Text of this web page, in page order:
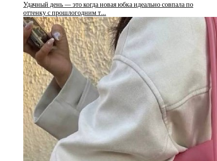
Удачный день — это когда новая юбка идеально совпала по
оттенку с прошлогодним т…